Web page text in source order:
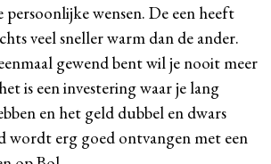
wensen. De een heeft
veel sneller warm dan de ander.
gewend bent wil je nooit meer
is een investering waar je lang
en het geld dubbel en dwars
wordt erg goed ontvangen met een